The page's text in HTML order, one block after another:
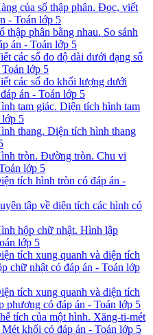
của số thập phân. Đọc, viết
- Toán lớp 5
thập phân bằng nhau. So sánh
án - Toán lớp 5
các số đo độ dài dưới dạng số
Toán lớp 5
các số đo khối lượng dưới
án - Toán lớp 5
tam giác. Diện tích hình tam
lớp 5
thang. Diện tích hình thang
tròn. Đường tròn. Chu vi
lớp 5
tích hình tròn có đáp án -
tập về diện tích các hình có
hộp chữ nhật. Hình lập
lớp 5
tích xung quanh và diện tích
chữ nhật có đáp án - Toán lớp
tích xung quanh và diện tích
phương có đáp án - Toán lớp 5
tích của một hình. Xăng-ti-mét
khối có đáp án - Toán lớp 5